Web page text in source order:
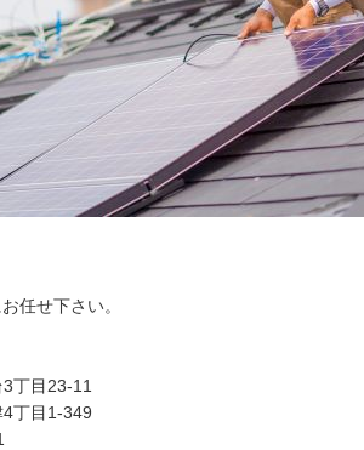
任せ下さい。
丁目23-11
丁目1-349